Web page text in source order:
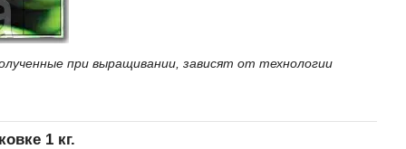
при выращивании, зависят от технологии
1 кг.